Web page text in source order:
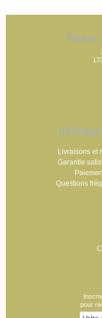
Pitipa
Livraisons et
Garantie
Questions
pour